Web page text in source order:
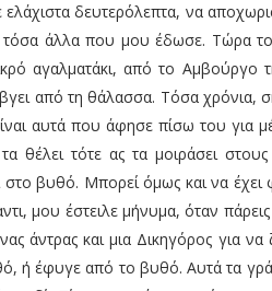
δευτερόλεπτα, να
άλλα που μου έδωσε. Τώρα
αγαλματάκι, από το Αμβούργο
από τη θάλασσα. Τόσα χρόνια,
αυτά που άφησε πίσω του για
θέλει τότε ας τα μοιράσει
στο βυθό. Μπορεί όμως και να
μου έστειλε μήνυμα, όταν
άντρας και μια Δικηγόρος για
ή έφυγε από το βυθό. Αυτά τα